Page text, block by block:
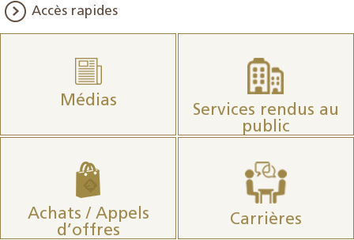
Accès rapides
Médias
Services rendus au
public
Achats / Appels
d’offres
Carrières